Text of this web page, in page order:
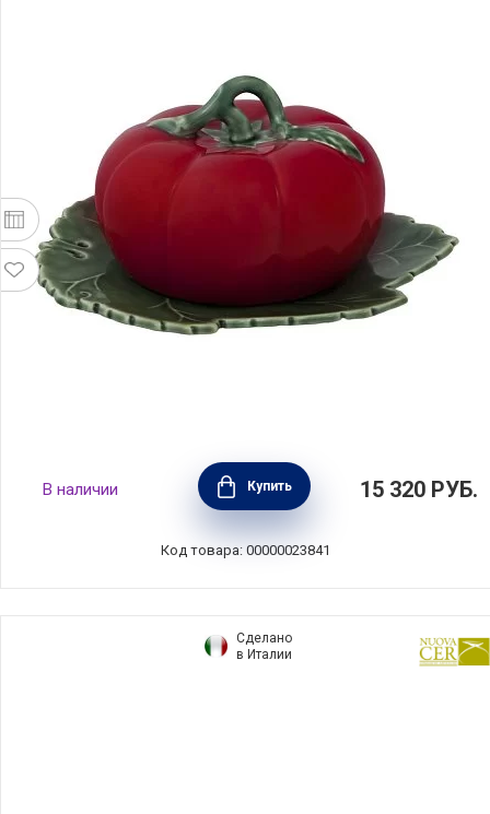
Масленка с крышкой "Томат", длина 20 см,
цвет красный, керамика, Bordallo Pinheiro,
Португалия, BOR65007111
В наличии Купить 15 320 РУБ.
Код товара: 00000023841
Сделано
в Италии